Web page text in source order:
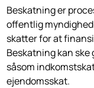
Beskatning er
offentlig
skatter for at
Beskatning kan
såsom
ejendomsskat.